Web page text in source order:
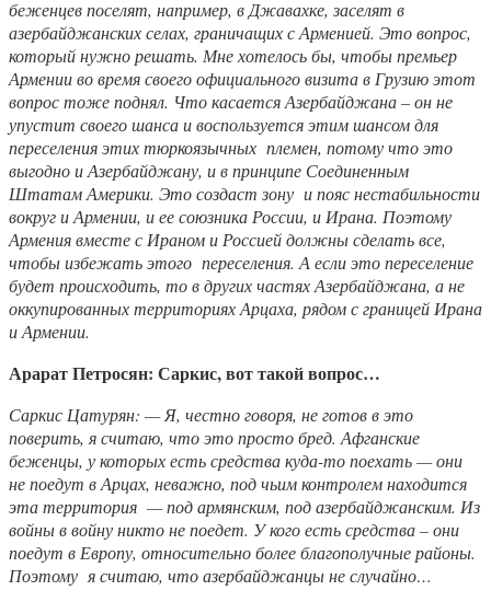
беженцев поселят, например, в Джавахке, заселят в
азербайджанских селах, граничащих с Арменией. Это вопрос,
который нужно решать. Мне хотелось бы, чтобы премьер
Армении во время своего официального визита в Грузию этот
вопрос тоже поднял. Что касается Азербайджана – он не
упустит своего шанса и воспользуется этим шансом для
переселения этих тюркоязычных племен, потому что это
выгодно и Азербайджану, и в принципе Соединенным
Штатам Америки. Это создаст зону и пояс нестабильности
вокруг и Армении, и ее союзника России, и Ирана. Поэтому
Армения вместе с Ираном и Россией должны сделать все,
чтобы избежать этого переселения. А если это переселение
будет происходить, то в других частях Азербайджана, а не
оккупированных территориях Арцаха, рядом с границей Ирана
и Армении.
Арарат Петросян: Саркис, вот такой вопрос…
Саркис Цатурян: — Я, честно говоря, не готов в это
поверить, я считаю, что это просто бред. Афганские
беженцы, у которых есть средства куда-то поехать — они
не поедут в Арцах, неважно, под чьим контролем находится
эта территория — под армянским, под азербайджанским. Из
войны в войну никто не поедет. У кого есть средства – они
поедут в Европу, относительно более благополучные районы.
Поэтому я считаю, что азербайджанцы не случайно…